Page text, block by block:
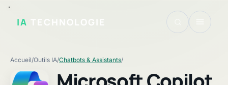
IA TECHNOLOGIE
Accueil/Outils IA/Chatbots & Assistants/